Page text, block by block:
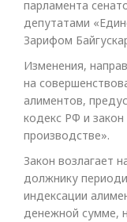
парламента
депутатами
Зарифом
Изменения,
на
алиментов,
кодекс РФ и
производстве».
Закон возлагает
должнику
индексации
денежной сумме,